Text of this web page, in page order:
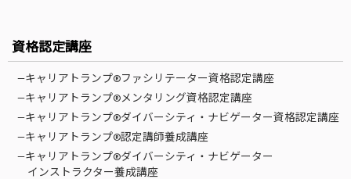
資格認定講座
—キャリアトランプ®ファシリテーター資格認定講座
—キャリアトランプ®メンタリング資格認定講座
—キャリアトランプ®ダイバーシティ・ナビゲーター資格認定講座
—キャリアトランプ®認定講師養成講座
—キャリアトランプ®ダイバーシティ・ナビゲーター
インストラクター養成講座